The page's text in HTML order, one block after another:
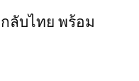
กลับไทย พร้อม